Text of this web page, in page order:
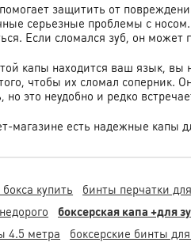
защитить от
серьезные проблемы с носом.
Если сломался зуб, он
капы находится ваш язык, вы
чтобы их сломал соперник.
это неудобно и редко
магазине есть надежные капы
купить бинты перчатки
боксерская капа +для
4.5 метра
боксерские бинты